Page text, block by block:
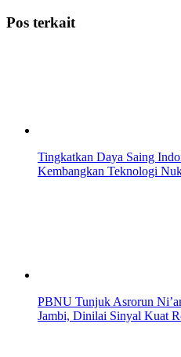
Pos terkait
Tingkatkan Daya Saing
Kembangkan Teknologi
PBNU Tunjuk Asrorun
Jambi, Dinilai Sinyal Kuat